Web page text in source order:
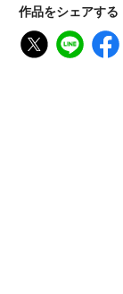
作品をシェアする